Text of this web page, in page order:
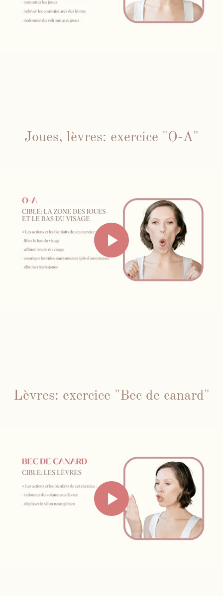
Joues, lèvres: exercice "O-A"
Lèvres: exercice "Bec de canard"